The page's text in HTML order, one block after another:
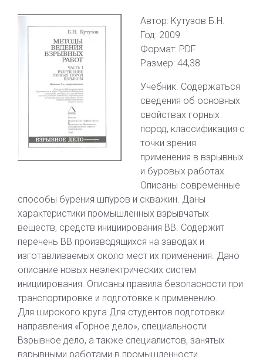
Автор: Кутузов Б.Н.
Год: 2009
Формат: PDF
Размер: 44,38
Учебник. Содержаться
сведения об основных
свойствах горных
пород, классификация с
точки зрения
применения в взрывных
и буровых работах.
Описаны современные
способы бурения шпуров и скважин. Даны
характеристики промышленных взрывчатых
веществ, средств инициирования ВВ. Содержит
перечень ВВ производящихся на заводах и
изготавливаемых около мест их применения. Дано
описание новых неэлектрических систем
инициирования. Описаны правила безопасности при
транспортировке и подготовке к применению.
Для широкого круга Для студентов подготовки
направления «Горное дело», специальности
Взрывное дело, а также специалистов, занятых
взрывными работами в промышленности.